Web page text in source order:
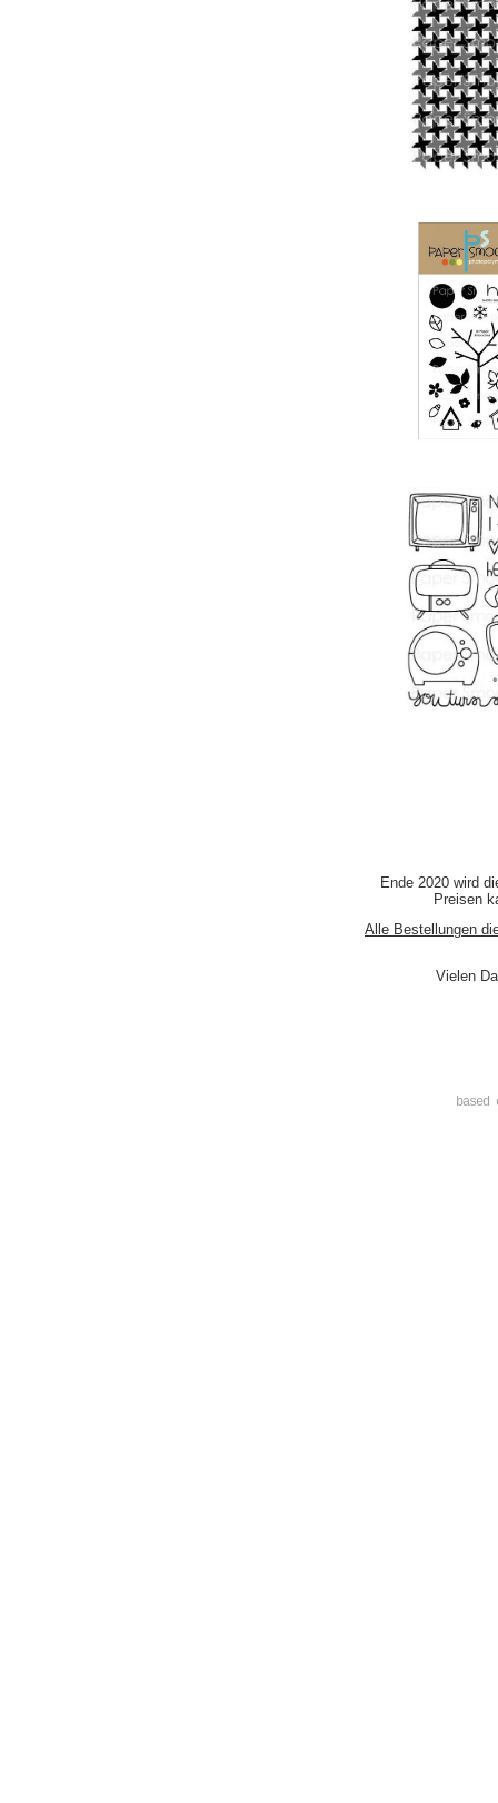
Ende 2020 wird
Preisen
Alle Bestellungen
Vielen